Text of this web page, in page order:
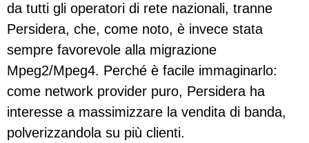
da tutti gli operatori di rete nazionali, tranne
Persidera, che, come noto, è invece stata
sempre favorevole alla migrazione
Mpeg2/Mpeg4. Perché è facile immaginarlo:
come network provider puro, Persidera ha
interesse a massimizzare la vendita di banda,
polverizzandola su più clienti.